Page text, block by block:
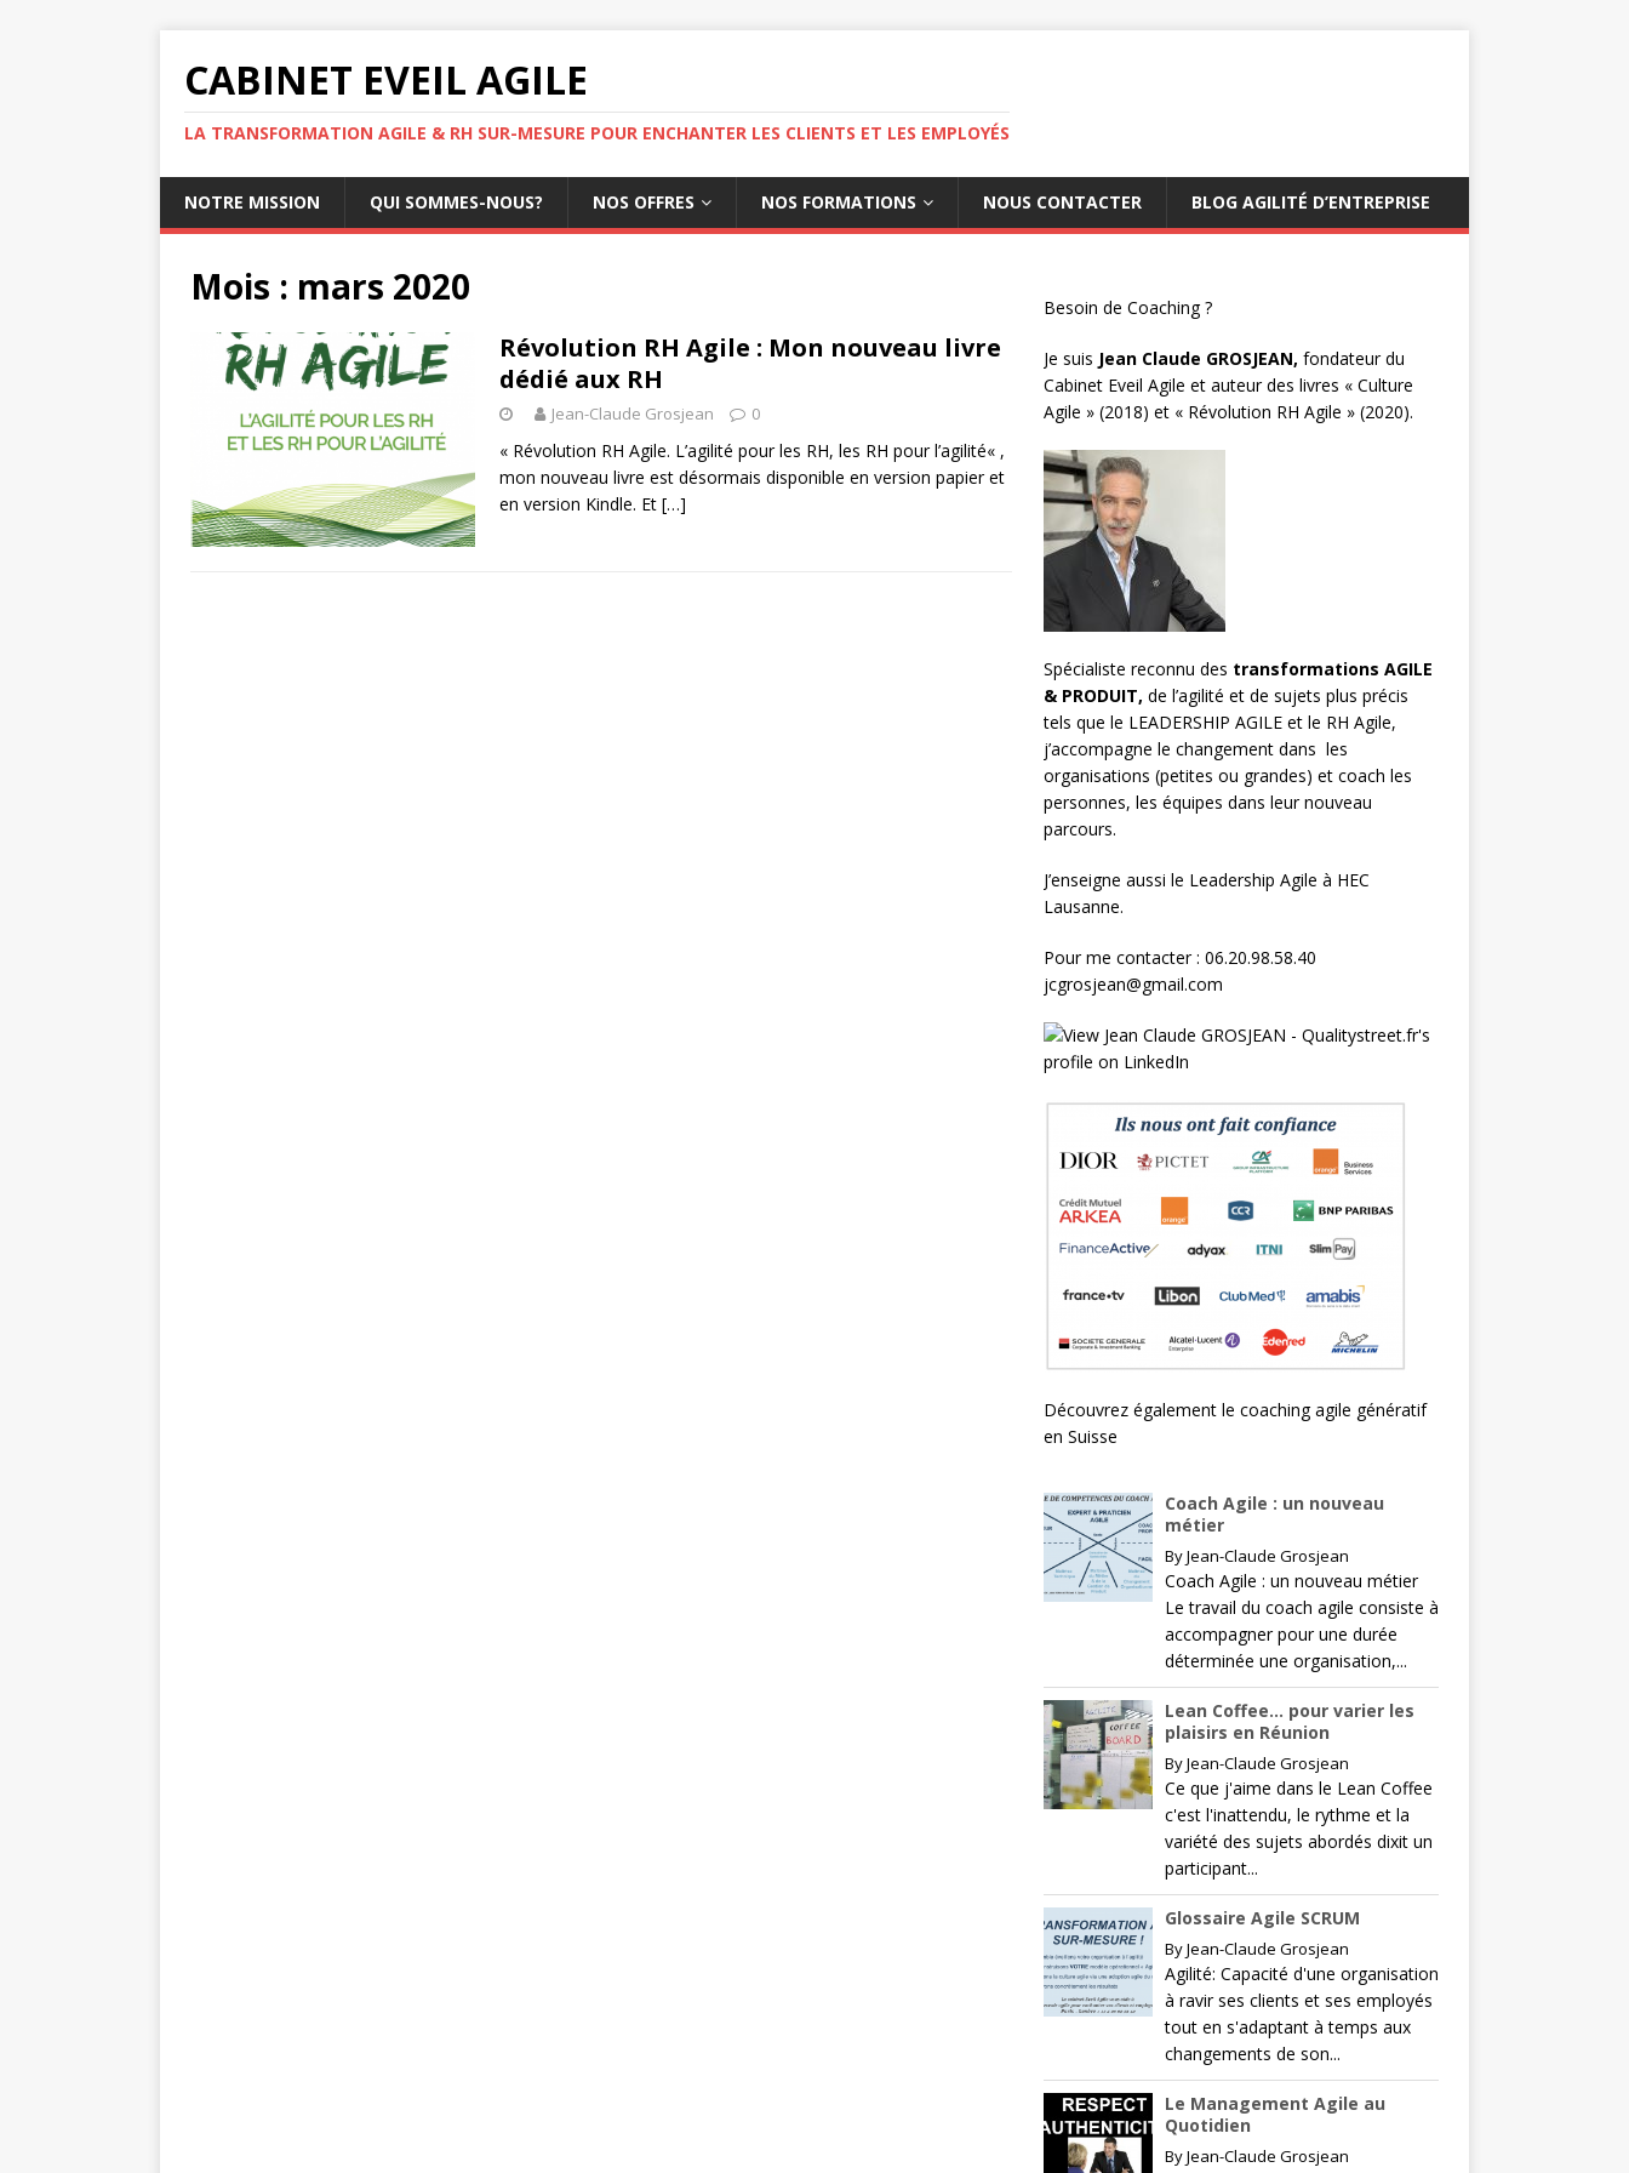
CABINET EVEIL AGILE
LA TRANSFORMATION AGILE & RH SUR-MESURE POUR ENCHANTER LES CLIENTS ET LES EMPLOYÉS
NOTRE MISSION QUI SOMMES-NOUS? NOS OFFRES NOS FORMATIONS NOUS CONTACTER BLOG AGILITÉ D’ENTREPRISE
Mois : mars 2020
Révolution RH Agile : Mon nouveau livre
dédié aux RH
Jean-Claude Grosjean 0
« Révolution RH Agile. L’agilité pour les RH, les RH pour l’agilité« ,
mon nouveau livre est désormais disponible en version papier et
en version Kindle. Et […]
Besoin de Coaching ?
Je suis Jean Claude GROSJEAN, fondateur du
Cabinet Eveil Agile et auteur des livres « Culture
Agile » (2018) et « Révolution RH Agile » (2020).
Spécialiste reconnu des transformations AGILE
& PRODUIT, de l’agilité et de sujets plus précis
tels que le LEADERSHIP AGILE et le RH Agile,
j’accompagne le changement dans les
organisations (petites ou grandes) et coach les
personnes, les équipes dans leur nouveau
parcours.
J’enseigne aussi le Leadership Agile à HEC
Lausanne.
Pour me contacter : 06.20.98.58.40
jcgrosjean@gmail.com
Découvrez également le coaching agile génératif
en Suisse
Coach Agile : un nouveau
métier
ByJean-Claude Grosjean
Coach Agile : un nouveau métier
Le travail du coach agile consiste à
accompagner pour une durée
déterminée une organisation,...
Lean Coffee… pour varier les
plaisirs en Réunion
ByJean-Claude Grosjean
Ce que j'aime dans le Lean Coffee
c'est l'inattendu, le rythme et la
variété des sujets abordés dixit un
participant...
Glossaire Agile SCRUM
ByJean-Claude Grosjean
Agilité: Capacité d'une organisation
à ravir ses clients et ses employés
tout en s'adaptant à temps aux
changements de son...
Le Management Agile au
Quotidien
ByJean-Claude Grosjean